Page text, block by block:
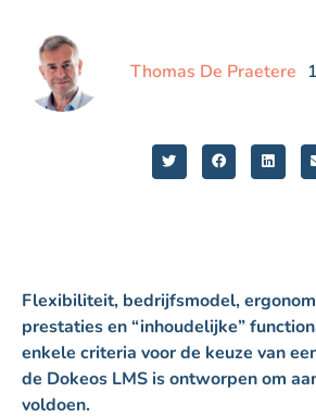
Thomas De Praetere
Flexibiliteit, bedrijfsmodel,
prestaties en “inhoudelijke”
enkele criteria voor de keuze van
de Dokeos LMS is ontworpen om
voldoen.